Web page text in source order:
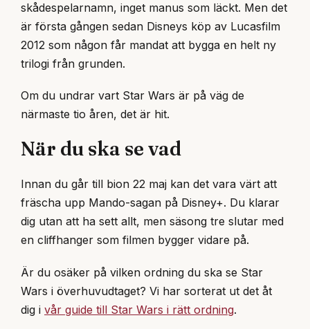
skådespelarnamn, inget manus som läckt. Men det
är första gången sedan Disneys köp av Lucasfilm
2012 som någon får mandat att bygga en helt ny
trilogi från grunden.
Om du undrar vart Star Wars är på väg de
närmaste tio åren, det är hit.
När du ska se vad
Innan du går till bion 22 maj kan det vara värt att
fräscha upp Mando-sagan på Disney+. Du klarar
dig utan att ha sett allt, men säsong tre slutar med
en cliffhanger som filmen bygger vidare på.
Är du osäker på vilken ordning du ska se Star
Wars i överhuvudtaget? Vi har sorterat ut det åt
dig i vår guide till Star Wars i rätt ordning.